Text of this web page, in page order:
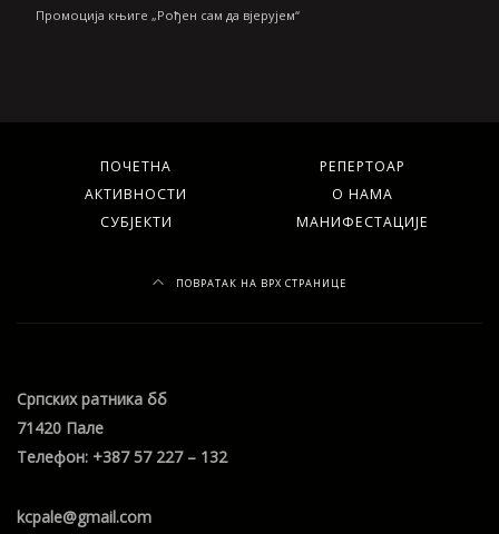
Промоција књиге „Рођен сам да вјерујем“
ПОЧЕТНА
РЕПЕРТОАР
АКТИВНОСТИ
О НАМА
СУБЈЕКТИ
МАНИФЕСТАЦИЈЕ
ПОВРАТАК НА ВРХ СТРАНИЦЕ
Српских ратника бб
71420 Пале
Телефон: +387 57 227 – 132
kcpale@gmail.com